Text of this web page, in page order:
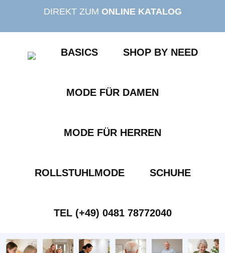
springen
DIREKT ZUM ONLINE KATALOG
BASICS SHOP BY NEED
MODE FÜR DAMEN
MODE FÜR HERREN
ROLLSTUHLMODE SCHUHE
TEL (+49) 0481 78772040